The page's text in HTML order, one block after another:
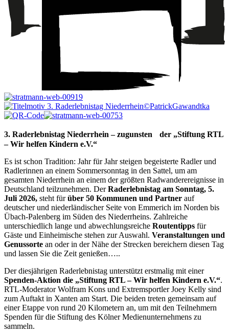
3. Raderlebnistag Niederrhein – zugunsten der „Stiftung RTL
– Wir helfen Kindern e.V.“
Es ist schon Tradition: Jahr für Jahr steigen begeisterte Radler und
Radlerinnen an einem Sommersonntag in den Sattel, um am
gesamten Niederrhein an einem der größten Radwanderereignisse in
Deutschland teilzunehmen. DerRaderlebnistag am Sonntag, 5.
Juli 2026, steht fürüber 50 Kommunen und Partner auf
deutscher und niederländischer Seite von Emmerich im Norden bis
Übach-Palenberg im Süden des Niederrheins. Zahlreiche
unterschiedlich lange und abwechlungsreiche Routentipps für
Gäste und Einheimische stehen zur Auswahl. Veranstaltungen und
Genussorte an oder in der Nähe der Strecken bereichern diesen Tag
und lassen Sie die Zeit genießen…..
Der diesjährigen Raderlebnistag unterstützt erstmalig mit einer
Spenden-Aktion die „Stiftung RTL – Wir helfen Kindern e.V.“.
RTL-Moderator Wolfram Kons und Extremsportler Joey Kelly sind
zum Auftakt in Xanten am Start. Die beiden treten gemeinsam auf
einer Etappe von rund 20 Kilometern an, um mit den Teilnehmern
Spenden für die Stiftung des Kölner Medienunternehmens zu
sammeln.